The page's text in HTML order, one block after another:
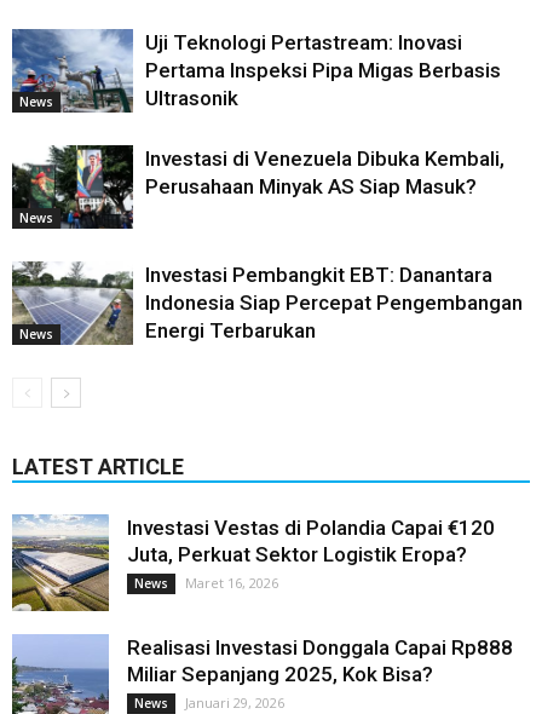
News
Uji Teknologi Pertastream: Inovasi
Pertama Inspeksi Pipa Migas Berbasis
Ultrasonik
News
Investasi di Venezuela Dibuka Kembali,
Perusahaan Minyak AS Siap Masuk?
News
Investasi Pembangkit EBT: Danantara
Indonesia Siap Percepat Pengembangan
Energi Terbarukan
LATEST ARTICLE
Investasi Vestas di Polandia Capai €120
Juta, Perkuat Sektor Logistik Eropa?
News Maret 16, 2026
Realisasi Investasi Donggala Capai Rp888
Miliar Sepanjang 2025, Kok Bisa?
News Januari 29, 2026